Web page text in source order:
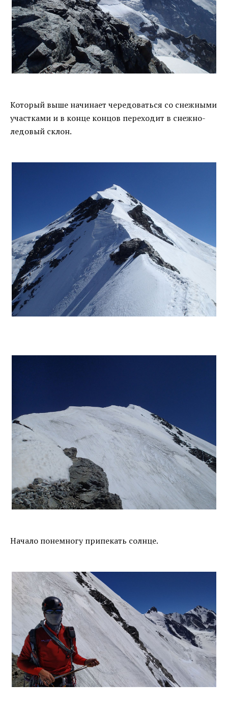
Который выше начинает чередоваться со снежными
участками и в конце концов переходит в снежно-
ледовый склон.
Начало понемногу припекать солнце.